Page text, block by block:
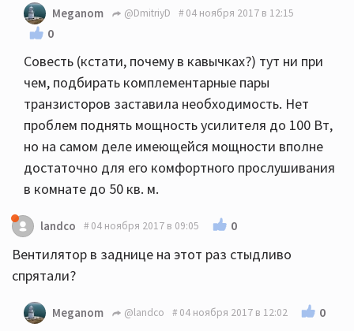
Meganom @DmitriyD 04 ноября 2017 в 12:15
0
Совесть (кстати, почему в кавычках?) тут ни при
чем, подбирать комплементарные пары
транзисторов заставила необходимость. Нет
проблем поднять мощность усилителя до 100 Вт,
но на самом деле имеющейся мощности вполне
достаточно для его комфортного прослушивания
в комнате до 50 кв. м.
landco 04 ноября 2017 в 09:05 0
Вентилятор в заднице на этот раз стыдливо
спрятали?
Meganom @landco 04 ноября 2017 в 12:02 0